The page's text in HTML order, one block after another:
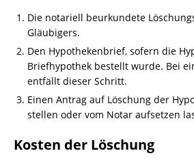
Die notariell beurkundete
Gläubigers.
Den Hypothekenbrief, sofern die
Briefhypothek bestellt wurde. Bei
entfällt dieser Schritt.
Einen Antrag auf Löschung der
stellen oder vom Notar aufsetzen
Kosten der Löschung